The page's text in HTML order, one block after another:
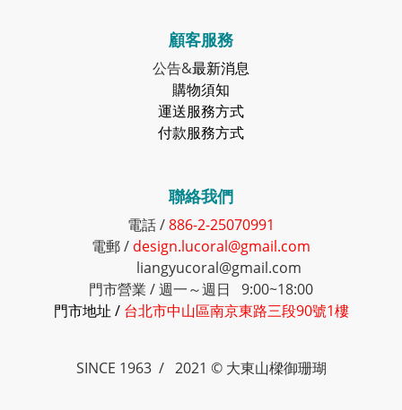
顧客服務
公告&最新消息
購物須知
運送服務方式
付款服務方式
聯絡我們
電話 /886-2-25070991
電郵 / design.lucoral@gmail.com
liangyucoral@gmail.com
門市營業 / 週一～週日 9:00~18:00
門市地址 / 台北市中山區南京東路三段90號1樓
SINCE 1963 / 2021 © 大東山樑御珊瑚